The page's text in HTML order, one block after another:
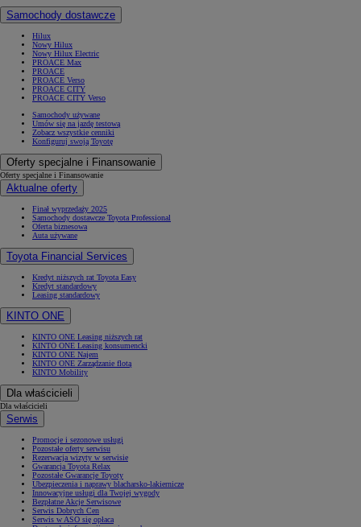
Samochody dostawcze
Hilux
Nowy Hilux
Nowy Hilux Electric
PROACE Max
PROACE
PROACE Verso
PROACE CITY
PROACE CITY Verso
Samochody używane
Umów się na jazdę testową
Zobacz wszystkie cenniki
Konfiguruj swoją Toyotę
Oferty specjalne i Finansowanie
Oferty specjalne i Finansowanie
Aktualne oferty
Finał wyprzedaży 2025
Samochody dostawcze Toyota Professional
Oferta biznesowa
Auta używane
Toyota Financial Services
Kredyt niższych rat Toyota Easy
Kredyt standardowy
Leasing standardowy
KINTO ONE
KINTO ONE Leasing niższych rat
KINTO ONE Leasing konsumencki
KINTO ONE Najem
KINTO ONE Zarządzanie flotą
KINTO Mobility
Dla właścicieli
Dla właścicieli
Serwis
Promocje i sezonowe usługi
Pozostałe oferty serwisu
Rezerwacja wizyty w serwisie
Gwarancja Toyota Relax
Pozostałe Gwarancje Toyoty
Ubezpieczenia i naprawy blacharsko-lakiernicze
Innowacyjne usługi dla Twojej wygody
Bezpłatne Akcje Serwisowe
Serwis Dobrych Cen
Serwis w ASO się opłaca